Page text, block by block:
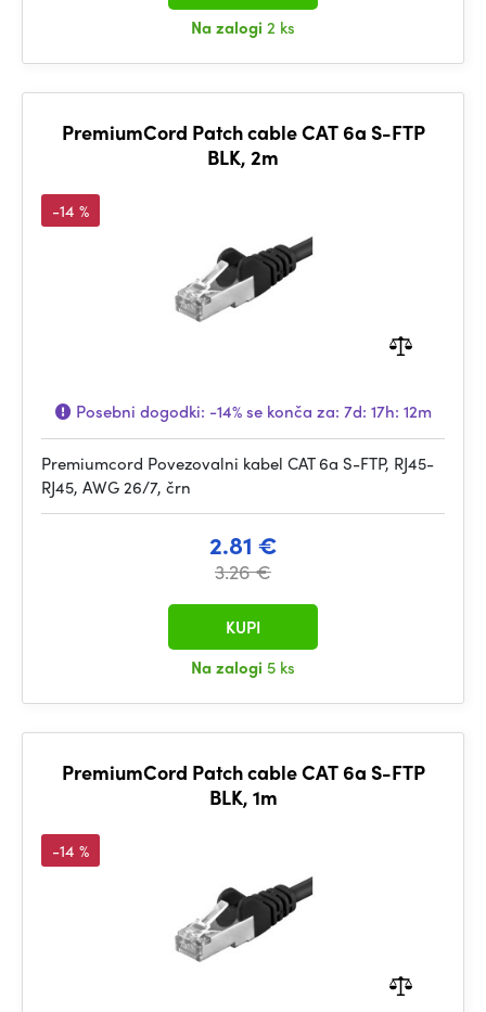
Na zalogi 2 ks
PremiumCord Patch cable CAT 6a S-FTP
BLK, 2m
-14 %
Posebni dogodki: -14%se konča za: 7d: 17h: 12m
Premiumcord Povezovalni kabel CAT 6a S-FTP, RJ45-
RJ45, AWG 26/7, črn
2.81 €
3.26 €
Na zalogi 5 ks
KUPI
PremiumCord Patch cable CAT 6a S-FTP
BLK, 1m
-14 %